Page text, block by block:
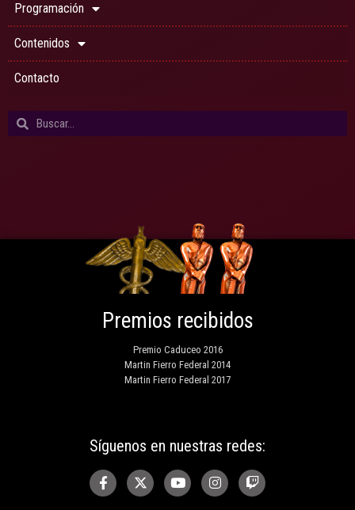
Programación
Contenidos
Contacto
Síguenos en nuestras redes:
Premios recibidos
Premio Caduceo 2016
Martin Fierro Federal 2014
Martin Fierro Federal 2017